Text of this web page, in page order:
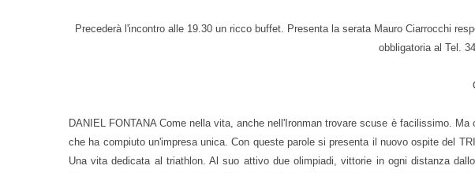
Precederà l'incontro alle 19.30 un ricco buffet. Presenta la serata Mauro Ciarrocchi
obbligatoria al Tel.
DANIEL FONTANA Come nella vita, anche nell'Ironman trovare scuse è facilissimo.
che ha compiuto un'impresa unica. Con queste parole si presenta il nuovo ospite del
Una vita dedicata al triathlon. Al suo attivo due olimpiadi, vittorie in ogni distanza